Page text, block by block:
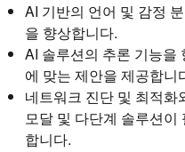
AI 기반의 언어 및 감정
을 향상합니다.
AI 솔루션의 추론 기능을
에 맞는 제안을 제공합니
네트워크 진단 및 최적화
모달 및 다단계 솔루션이
합니다.